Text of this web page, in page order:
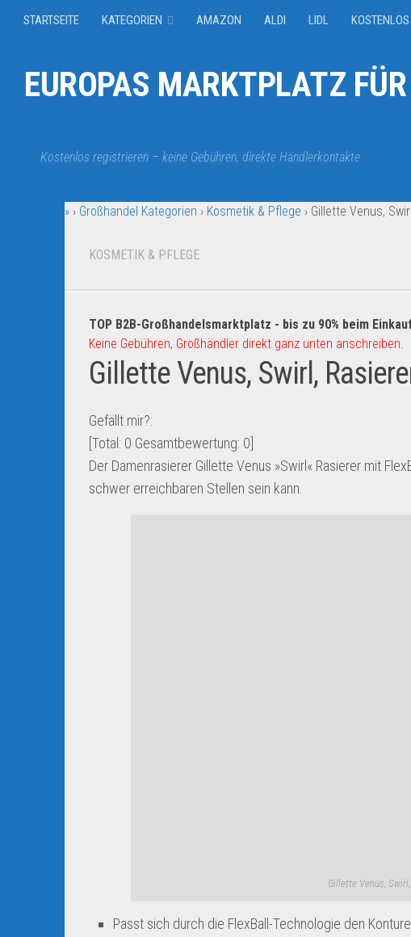
STARTSEITE KATEGORIEN AMAZON ALDI LIDL
EUROPAS MARKTPLATZ
Kostenlos registrieren – keine Gebühren, direkte Händlerkontakte
» › Großhandel Kategorien › Kosmetik & Pflege › Gillette Venus,
KOSMETIK & PFLEGE
TOP B2B-Großhandelsmarktplatz - bis zu 90% beim
Keine Gebühren, Großhändler direkt ganz unten anschreiben.
Gillette Venus, Swirl,
Gefällt mir?:
[Total: 0 Gesamtbewertung: 0
Der Damenrasierer Gillette Venus »Swirl« Rasierer mit
schwer erreichbaren Stellen sein kann.
Gillette Venus,
Passt sich durch die FlexBall-Technologie den